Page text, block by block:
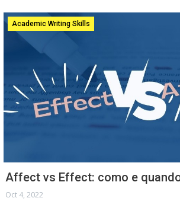
Academic Writing Skills
Affect vs Effect: como e
Oct 4, 2022